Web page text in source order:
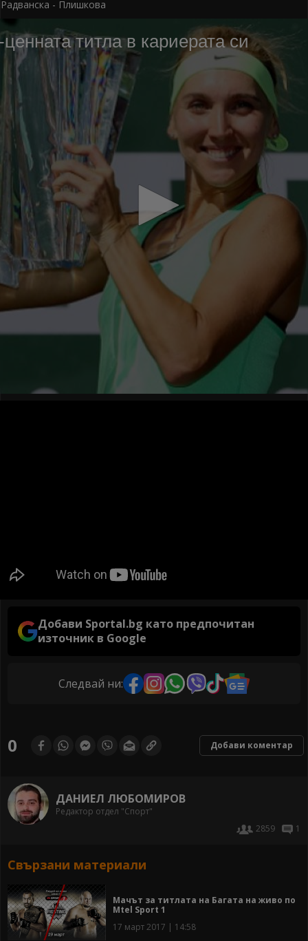
Радванска - Плишкова
Добави Sportal.bg като предпочитан
източник в Google
Следвай ни:
0 Добави коментар
ДАНИЕЛ ЛЮБОМИРОВ
Редактор отдел "Спорт"
2859
1
Свързани материали
Мачът за титлата на Багата на живо по
Mtel Sport 1
17 март 2017 | 14:58